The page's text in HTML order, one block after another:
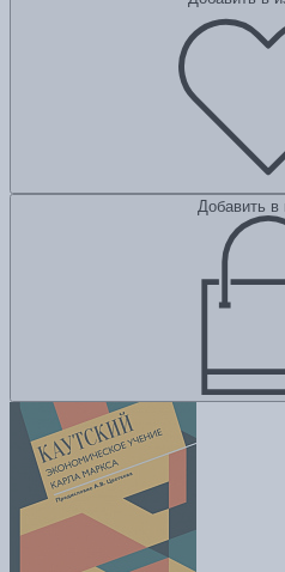
Добавить в